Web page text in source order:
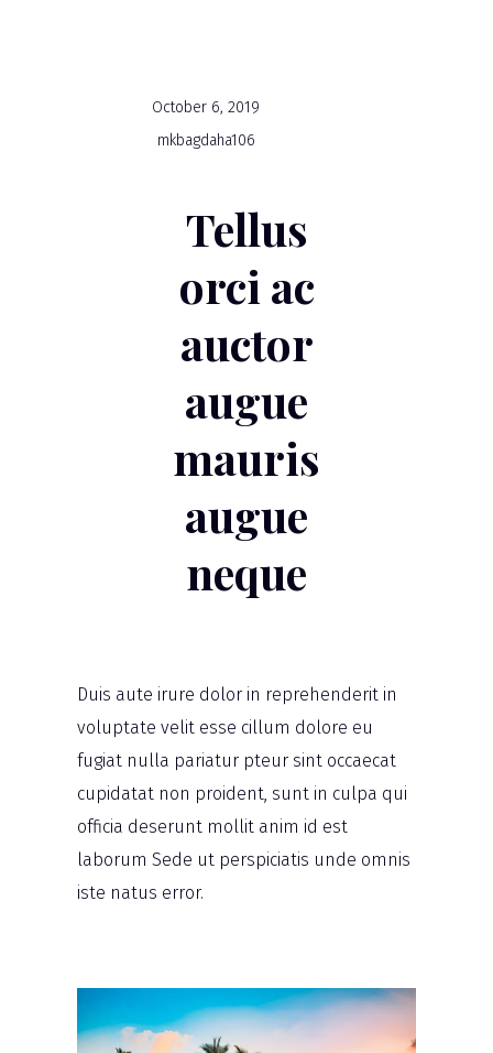
October 6, 2019
mkbagdaha106
Tellus
orci ac
auctor
augue
mauris
augue
neque
Duis aute irure dolor in reprehenderit in
voluptate velit esse cillum dolore eu
fugiat nulla pariatur pteur sint occaecat
cupidatat non proident, sunt in culpa qui
officia deserunt mollit anim id est
laborum Sede ut perspiciatis unde omnis
iste natus error.